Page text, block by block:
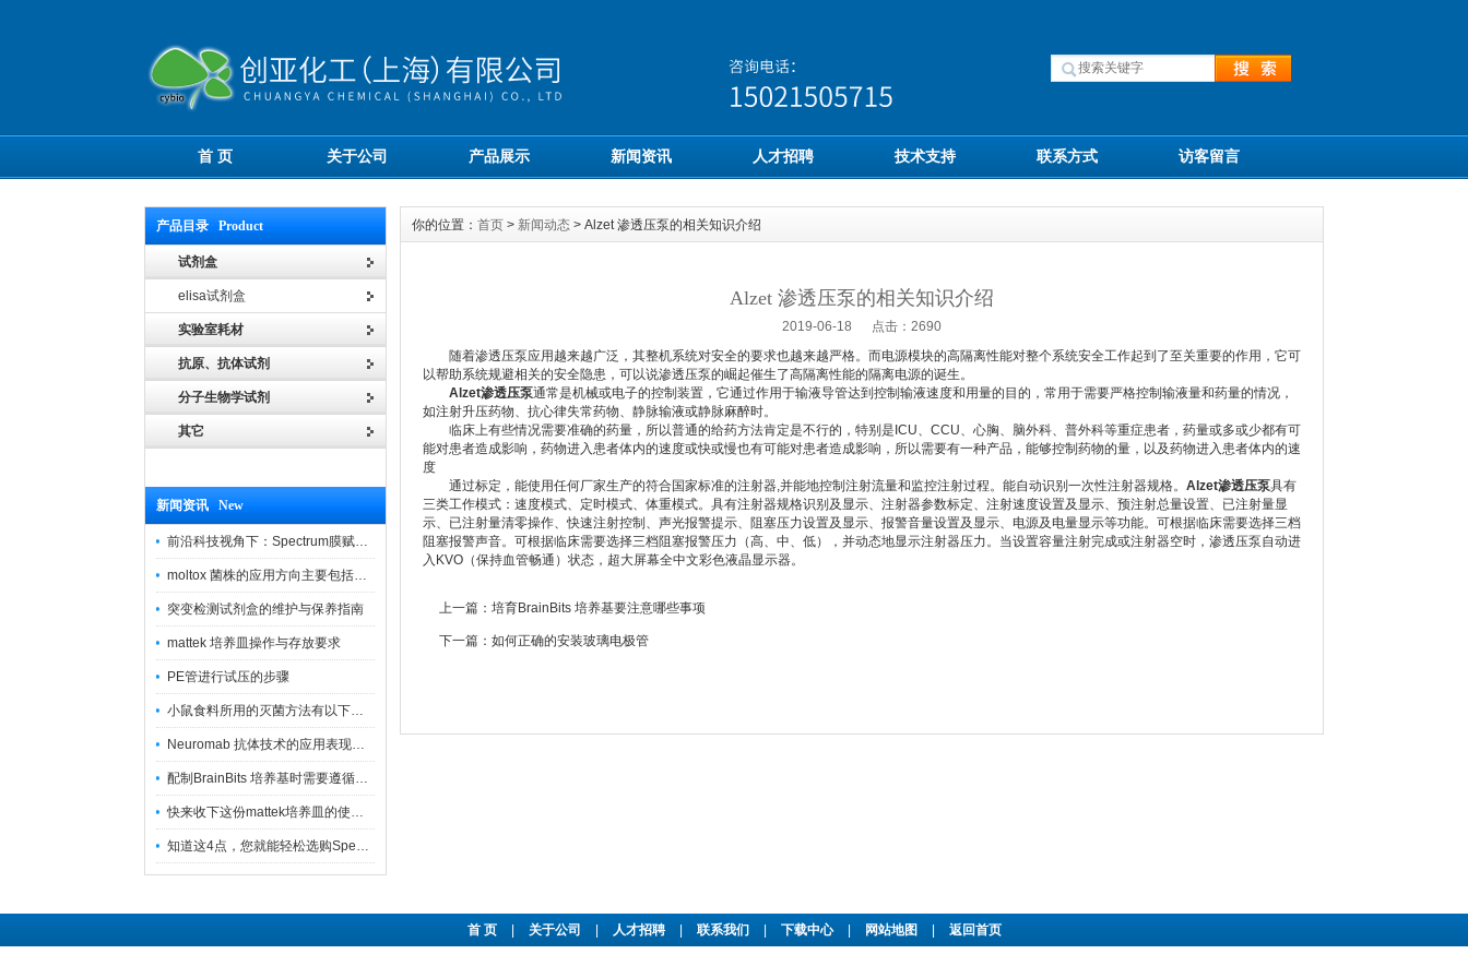
首 页 关于公司 产品展示 新闻资讯 人才招聘 技术支持 联系方式 访客留言
产品目录 Product
试剂盒
elisa试剂盒
实验室耗材
抗原、抗体试剂
分子生物学试剂
其它
新闻资讯 New
前沿科技视角下：Spectrum膜赋能精密制造
moltox 菌株的应用方向主要包括以下几个方面
突变检测试剂盒的维护与保养指南
mattek 培养皿操作与存放要求
PE管进行试压的步骤
小鼠食料所用的灭菌方法有以下三种
Neuromab 抗体技术的应用表现在这几方面
配制BrainBits 培养基时需要遵循的原则
快来收下这份mattek培养皿的使用指南
知道这4点，您就能轻松选购Spectrum 膜
你的位置： 首页 > 新闻动态 > Alzet 渗透压泵的相关知识介绍
Alzet 渗透压泵的相关知识介绍
2019-06-18 点击：2690
随着渗透压泵应用越来越广泛，其整机系统对安全的要求也越来越严格。而电源模块的高隔离性能对整个系统安全工作起到了至关重要的作用，它可
以帮助系统规避相关的安全隐患，可以说渗透压泵的崛起催生了高隔离性能的隔离电源的诞生。
Alzet渗透压泵通常是机械或电子的控制装置，它通过作用于输液导管达到控制输液速度和用量的目的，常用于需要严格控制输液量和药量的情况，
如注射升压药物、抗心律失常药物、静脉输液或静脉麻醉时。
临床上有些情况需要准确的药量，所以普通的给药方法肯定是不行的，特别是ICU、CCU、心胸、脑外科、普外科等重症患者，药量或多或少都有可
能对患者造成影响，药物进入患者体内的速度或快或慢也有可能对患者造成影响，所以需要有一种产品，能够控制药物的量，以及药物进入患者体内的速
度
通过标定，能使用任何厂家生产的符合国家标准的注射器,并能地控制注射流量和监控注射过程。能自动识别一次性注射器规格。 Alzet渗透压泵具有
三类工作模式：速度模式、定时模式、体重模式。具有注射器规格识别及显示、注射器参数标定、注射速度设置及显示、预注射总量设置、已注射量显
示、已注射量清零操作、快速注射控制、声光报警提示、阻塞压力设置及显示、报警音量设置及显示、电源及电量显示等功能。可根据临床需要选择三档
阻塞报警声音。可根据临床需要选择三档阻塞报警压力（高、中、低），并动态地显示注射器压力。当设置容量注射完成或注射器空时，渗透压泵自动进
入KVO（保持血管畅通）状态，超大屏幕全中文彩色液晶显示器。
上一篇： 培育BrainBits 培养基要注意哪些事项
下一篇： 如何正确的安装玻璃电极管
首 页 关于公司 人才招聘 联系我们 下载中心 网站地图 返回首页